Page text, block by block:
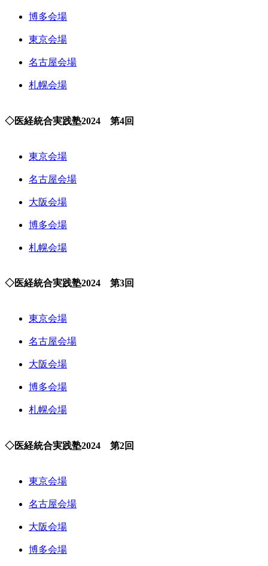
博多会場
東京会場
名古屋会場
札幌会場
◇医経統合実践塾2024 第4回
東京会場
名古屋会場
大阪会場
博多会場
札幌会場
◇医経統合実践塾2024 第3回
東京会場
名古屋会場
大阪会場
博多会場
札幌会場
◇医経統合実践塾2024 第2回
東京会場
名古屋会場
大阪会場
博多会場